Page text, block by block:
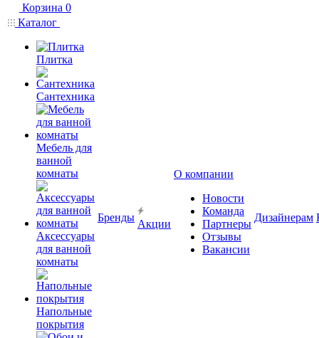
Корзина 0
Каталог
Плитка
Сантехника
Мебель для
ванной
комнаты
Аксессуары
для ванной
комнаты
Напольные
покрытия
Бренды
Акции
О компании
Новости
Команда
Партнеры
Отзывы
Вакансии
Дизайнерам